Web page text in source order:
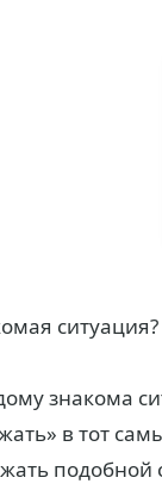
ситуация?
знакома
в тот
подобной